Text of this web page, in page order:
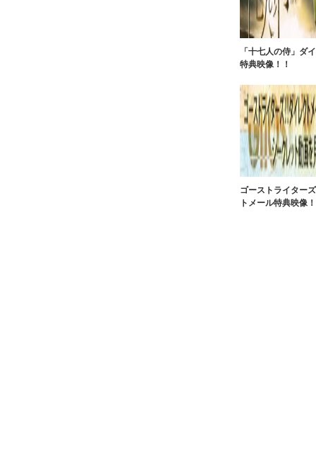
「十七人の侍」ダ
特典映像！！
ゴーストライター
トメール特典映像